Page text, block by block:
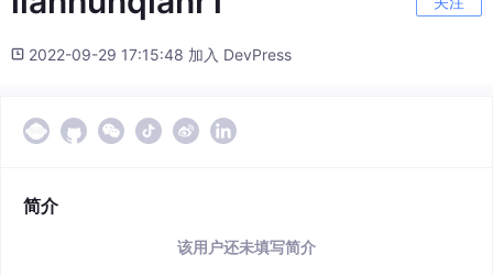
2022-09-29 17:15:48 加入 DevPress
简介
该用户还未填写简介